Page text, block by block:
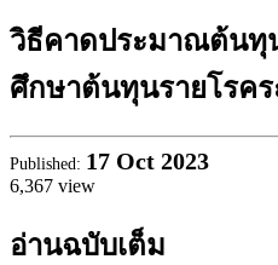
วิธีคาดประมาณต้นทุ
ศึกษาต้นทุนรายโรคร
Published: 17 Oct 2023
6,367 view
อ่านฉบับเต็ม